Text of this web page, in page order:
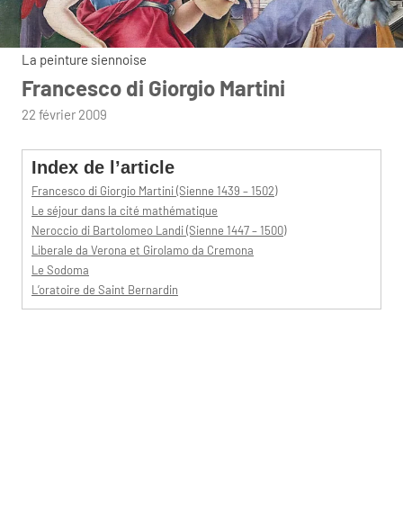
La peinture siennoise
Francesco di Giorgio Martini
par
22 février 2009
Index de l’article
Francesco di Giorgio Martini (Sienne 1439 – 1502)
Le séjour dans la cité mathématique
Neroccio di Bartolomeo Landi (Sienne 1447 – 1500)
Liberale da Verona et Girolamo da Cremona
Le Sodoma
L’oratoire de Saint Bernardin